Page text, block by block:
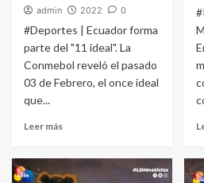
admin 2022 0
#Deportes | Ecuador forma
parte del "11 ideal". La
Conmebol reveló el pasado
03 de Febrero, el once ideal
que...
Leer más